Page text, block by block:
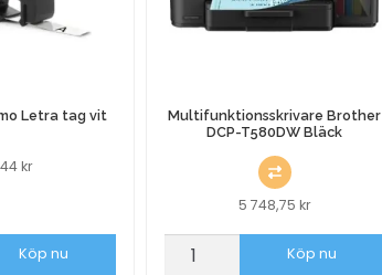
Letra tag vit
kr
Köp nu
Multifunktionsskrivare Brother
DCP-T580DW Bläck
5 748,75 kr
Multifunktionsskrivare
Köp nu